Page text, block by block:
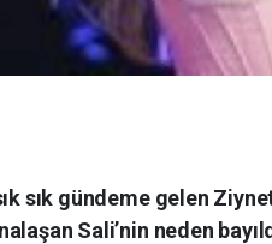
sık gündeme gelen
Sali’nin neden